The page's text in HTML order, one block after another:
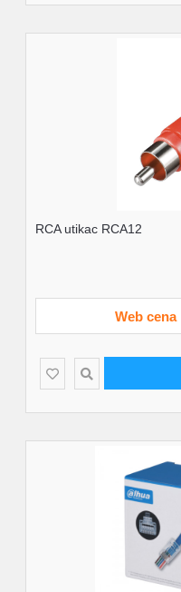
RCA utikac RCA12
Web cena